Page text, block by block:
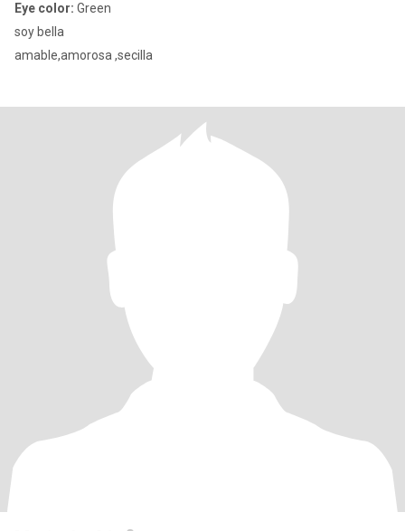
Eye color: Green
soy bella
amable,amorosa ,secilla